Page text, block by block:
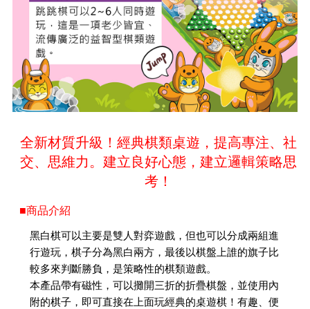
全新材質升級！經典棋類桌遊，提高專注、社
交、思維力。建立良好心態，建立邏輯策略思
考！
■商品介紹
黑白棋可以主要是雙人對弈遊戲，但也可以分成兩組進
行遊玩，棋子分為黑白兩方，最後以棋盤上誰的旗子比
較多來判斷勝負，是策略性的棋類遊戲。
本產品帶有磁性，可以攤開三折的折疊棋盤，並使用內
附的棋子，即可直接在上面玩經典的桌遊棋！有趣、便